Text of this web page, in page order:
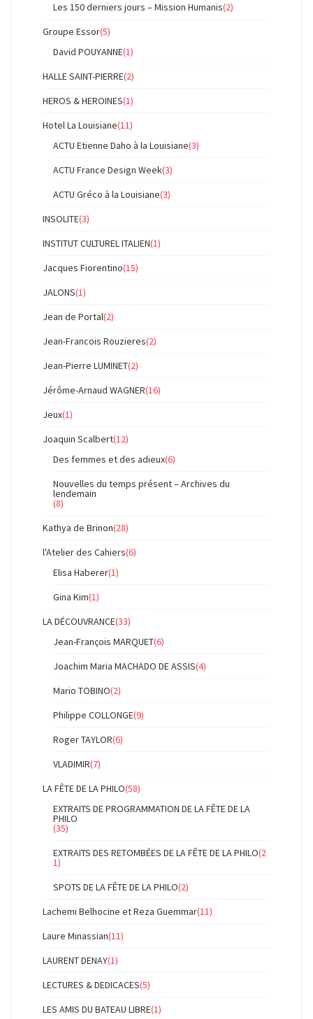
Les 150 derniers jours – Mission Humanis(2)
Groupe Essor(5)
David POUYANNE(1)
HALLE SAINT-PIERRE(2)
HEROS & HEROINES(1)
Hotel La Louisiane(11)
ACTU Etienne Daho à la Louisiane(3)
ACTU France Design Week(3)
ACTU Gréco à la Louisiane(3)
INSOLITE(3)
INSTITUT CULTUREL ITALIEN(1)
Jacques Fiorentino(15)
JALONS(1)
Jean de Portal(2)
Jean-Francois Rouzieres(2)
Jean-Pierre LUMINET(2)
Jérôme-Arnaud WAGNER(16)
Jeux(1)
Joaquin Scalbert(12)
Des femmes et des adieux(6)
Nouvelles du temps présent – Archives du
lendemain
(8)
Kathya de Brinon(28)
l'Atelier des Cahiers(6)
Elisa Haberer(1)
Gina Kim(1)
LA DÉCOUVRANCE(33)
Jean-François MARQUET(6)
Joachim Maria MACHADO DE ASSIS(4)
Mario TOBINO(2)
Philippe COLLONGE(9)
Roger TAYLOR(6)
VLADIMIR(7)
LA FÊTE DE LA PHILO(58)
EXTRAITS DE PROGRAMMATION DE LA FÊTE DE LA
PHILO
(35)
EXTRAITS DES RETOMBÉES DE LA FÊTE DE LA PHILO(2
1)
SPOTS DE LA FÊTE DE LA PHILO(2)
Lachemi Belhocine et Reza Guemmar(11)
Laure Minassian(11)
LAURENT DENAY(1)
LECTURES & DEDICACES(5)
LES AMIS DU BATEAU LIBRE(1)